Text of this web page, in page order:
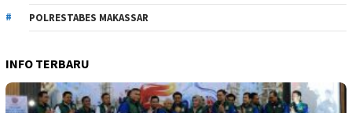
POLRESTABES MAKASSAR
INFO TERBARU